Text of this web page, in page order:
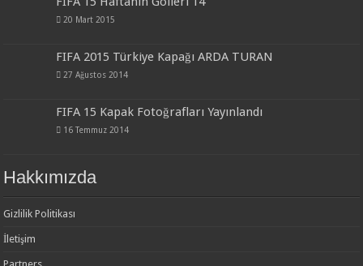
20 Mart 2015
FIFA 2015 Türkiye Kapağı ARDA TURAN
27 Ağustos 2014
FIFA 15 Kapak Fotoğrafları Yayınlandı
16 Temmuz 2014
Hakkımızda
Gizlilik Politikası
İletişim